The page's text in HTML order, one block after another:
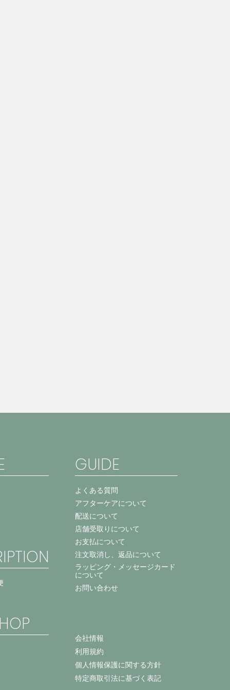
GUIDE
よくある質問
アフターケアについて
配送について
店舗受取りについて
お支払について
注文取消し、返品について
ラッピング・メッセージカード
について
お問い合わせ
会社情報
利用規約
個人情報保護に関する方針
特定商取引法に基づく表記